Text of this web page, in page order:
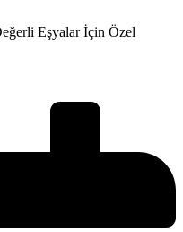
Eşyalar İçin Özel